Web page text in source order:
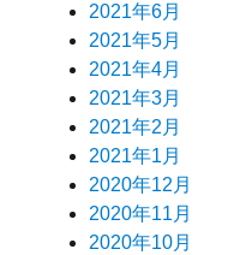
2021年6月
2021年5月
2021年4月
2021年3月
2021年2月
2021年1月
2020年12月
2020年11月
2020年10月